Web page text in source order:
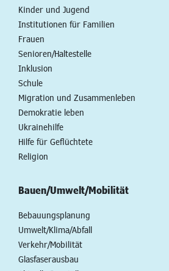
Kinder und Jugend
Institutionen für Familien
Frauen
Senioren/Haltestelle
Inklusion
Schule
Migration und Zusammenleben
Demokratie leben
Ukrainehilfe
Hilfe für Geflüchtete
Religion
Bauen/Umwelt/Mobilität
Bebauungsplanung
Umwelt/Klima/Abfall
Verkehr/Mobilität
Glasfaserausbau